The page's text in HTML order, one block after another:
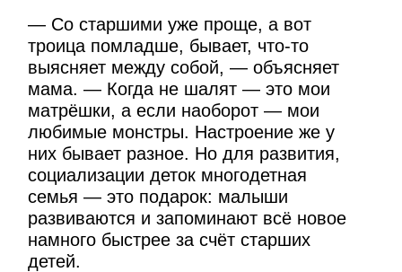
— Со старшими уже проще, а вот
троица помладше, бывает, что-то
выясняет между собой, — объясняет
мама. — Когда не шалят — это мои
матрёшки, а если наоборот — мои
любимые монстры. Настроение же у
них бывает разное. Но для развития,
социализации деток многодетная
семья — это подарок: малыши
развиваются и запоминают всё новое
намного быстрее за счёт старших
детей.